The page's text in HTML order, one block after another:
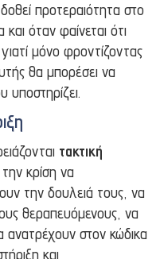
προτεραιότητα στο
όταν φαίνεται ότι
μόνο φροντίζοντας
θα μπορέσει να
υποστηρίζει.
τακτική
κρίση να
την δουλειά τους, να
θεραπευόμενους, να
ανατρέχουν στον κώδικα
και